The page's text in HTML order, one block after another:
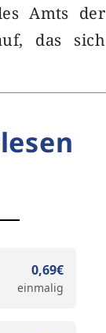
Amts der
das sich
0,69€
einmalig